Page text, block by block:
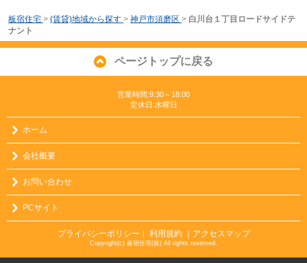
板宿住宅 > (賃貸)地域から探す > 神戸市須磨区 > 白川台１丁目ロードサイドテ
ナント
ページトップに戻る
営業時間:9:30～18:00
定休日:水曜日
ホーム
会社概要
お問い合わせ
PCサイト
プライバシーポリシー 利用規約 ｜アクセスマップ
Copyright(c) 板宿住宅(株) All rights reserved.